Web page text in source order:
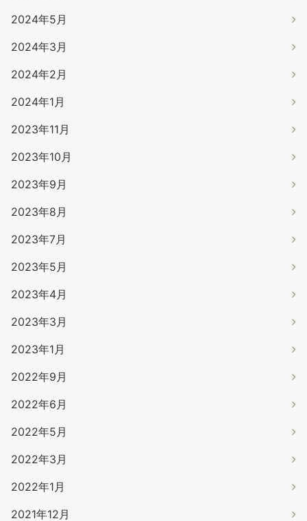
2024年5月
2024年3月
2024年2月
2024年1月
2023年11月
2023年10月
2023年9月
2023年8月
2023年7月
2023年5月
2023年4月
2023年3月
2023年1月
2022年9月
2022年6月
2022年5月
2022年3月
2022年1月
2021年12月